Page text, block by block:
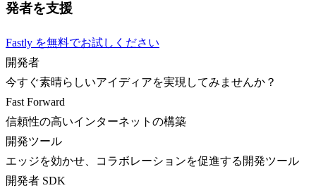
発者を支援
Fastly を無料でお試しください
開発者
今すぐ素晴らしいアイディアを実現してみませんか？
Fast Forward
信頼性の高いインターネットの構築
開発ツール
エッジを効かせ、コラボレーションを促進する開発ツール
開発者 SDK